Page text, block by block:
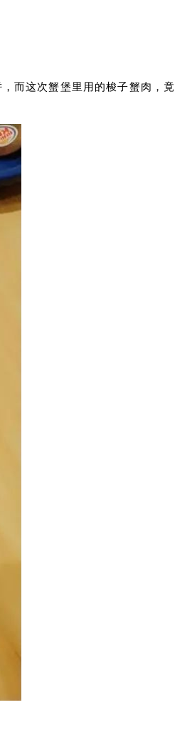
而这次蟹堡里用的梭子蟹肉，竟